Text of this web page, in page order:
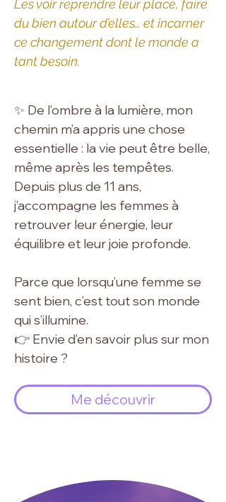
Les voir reprendre leur place, faire
du bien autour d’elles… et incarner
ce changement dont le monde a
tant besoin.
✨ De l’ombre à la lumière, mon
chemin m’a appris une chose
essentielle : la vie peut être belle,
même après les tempêtes.
Depuis plus de 11 ans,
j’accompagne les femmes à
retrouver leur énergie, leur
équilibre et leur joie profonde.
Parce que lorsqu’une femme se
sent bien, c’est tout son monde
qui s’illumine.
👉 Envie d’en savoir plus sur mon
histoire ?
Me découvrir